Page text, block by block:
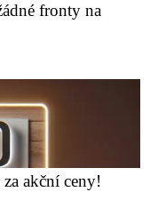
fronty na
akční ceny!